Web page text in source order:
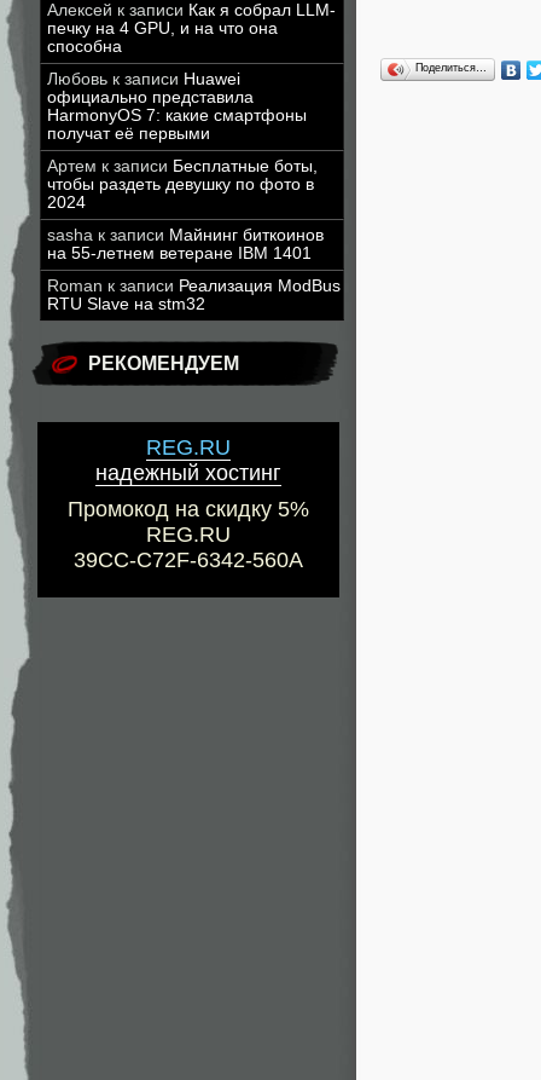
Алексей к записи Как я собрал LLM-
печку на 4 GPU, и на что она
способна
Любовь к записи Huawei
официально представила
HarmonyOS 7: какие смартфоны
получат её первыми
Артем к записи Бесплатные боты,
чтобы раздеть девушку по фото в
2024
sasha к записи Майнинг биткоинов
на 55-летнем ветеране IBM 1401
Roman к записи Реализация ModBus
RTU Slave на stm32
РЕКОМЕНДУЕМ
REG.RU
надежный хостинг
Промокод на скидку 5%
REG.RU
39CC-C72F-6342-560A
Поделиться…